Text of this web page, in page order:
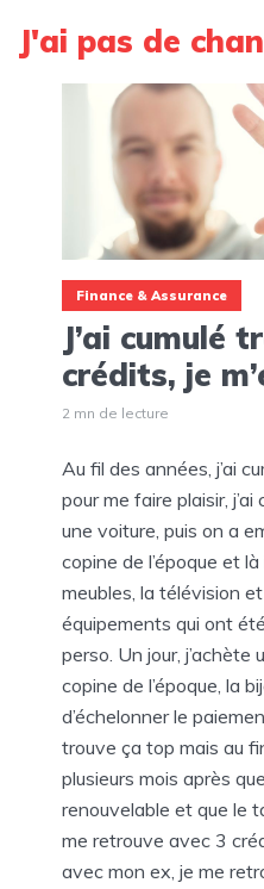
J'ai pas de
Finance & Assurance
J’ai cumulé
crédits, je
2 mn de lecture
Au fil des années, j’ai
pour me faire plaisir,
une voiture, puis on a
copine de l’époque et
meubles, la télévision
équipements qui ont
perso. Un jour, j’achète
copine de l’époque, la
d’échelonner le
trouve ça top mais au
plusieurs mois après
renouvelable et que le
me retrouve avec 3
avec mon ex, je me